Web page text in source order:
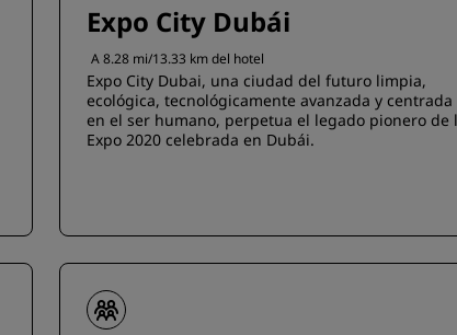
Expo City Dubái
A 8.28 mi/13.33 km del hotel
Expo City Dubai, una ciudad del futuro limpia,
ecológica, tecnológicamente avanzada y centrada
en el ser humano, perpetua el legado pionero de
Expo 2020 celebrada en Dubái.